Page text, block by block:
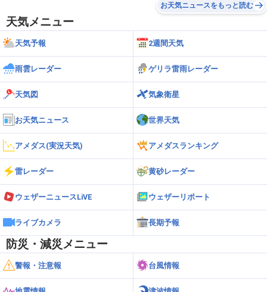
お天気ニュースをもっと読む
天気メニュー
天気予報 2週間天気
雨雲レーダー ゲリラ雷雨レーダー
天気図 気象衛星
お天気ニュース 世界天気
アメダス(実況天気) アメダスランキング
雷レーダー 黄砂レーダー
ウェザーニュースLiVE ウェザーリポート
ライブカメラ 長期予報
防災・減災メニュー
警報・注意報 台風情報